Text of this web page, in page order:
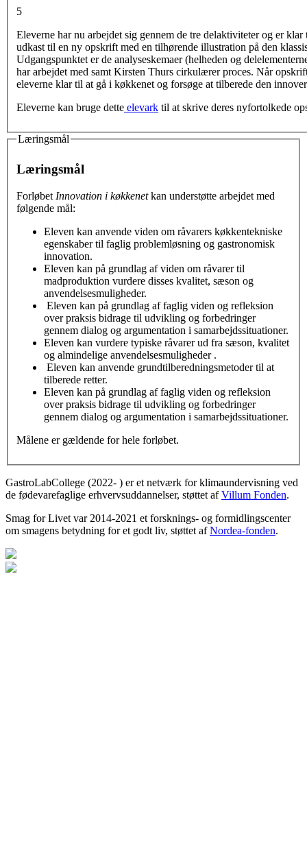
5
Eleverne har nu arbejdet sig gennem de tre delaktiviteter og er klar
udkast til en ny opskrift med en tilhørende illustration på den
Udgangspunktet er de analyseskemaer (helheden og
har arbejdet med samt Kirsten Thurs cirkulærer proces. Når
eleverne klar til at gå i køkkenet og forsøge at tilberede den
Eleverne kan bruge dette elevark til at skrive deres nyfortolkede
Læringsmål
Læringsmål
Forløbet Innovation i køkkenetkan understøtte arbejdet med
følgende mål:
Eleven kan anvende viden om råvarers køkkentekniske
egenskaber til faglig problemløsning og gastronomisk
innovation.
Eleven kan på grundlag af viden om råvarer til
madproduktion vurdere disses kvalitet, sæson og
anvendelsesmuligheder.
Eleven kan på grundlag af faglig viden og refleksion
over praksis bidrage til udvikling og forbedringer
gennem dialog og argumentation i samarbejdssituationer.
Eleven kan vurdere typiske råvarer ud fra sæson, kvalitet
og almindelige anvendelsesmuligheder .
Eleven kan anvende grundtilberedningsmetoder til at
tilberede retter.
Eleven kan på grundlag af faglig viden og refleksion
over praksis bidrage til udvikling og forbedringer
gennem dialog og argumentation i samarbejdssituationer.
Målene er gældende for hele forløbet.
GastroLabCollege (2022- ) er et netværk for klimaundervisning ved
de fødevarefaglige erhvervsuddannelser, støttet afVillum Fonden.
Smag for Livet var 2014-2021 et forsknings- og formidlingscenter
om smagens betydning for et godt liv, støttet afNordea-fonden.